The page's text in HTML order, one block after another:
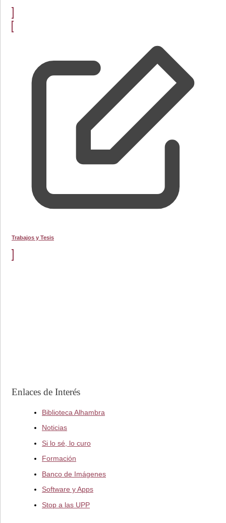
Trabajos y Tesis
Enlaces de Interés
Biblioteca Alhambra
Noticias
Si lo sé, lo curo
Formación
Banco de Imágenes
Software y Apps
Stop a las UPP